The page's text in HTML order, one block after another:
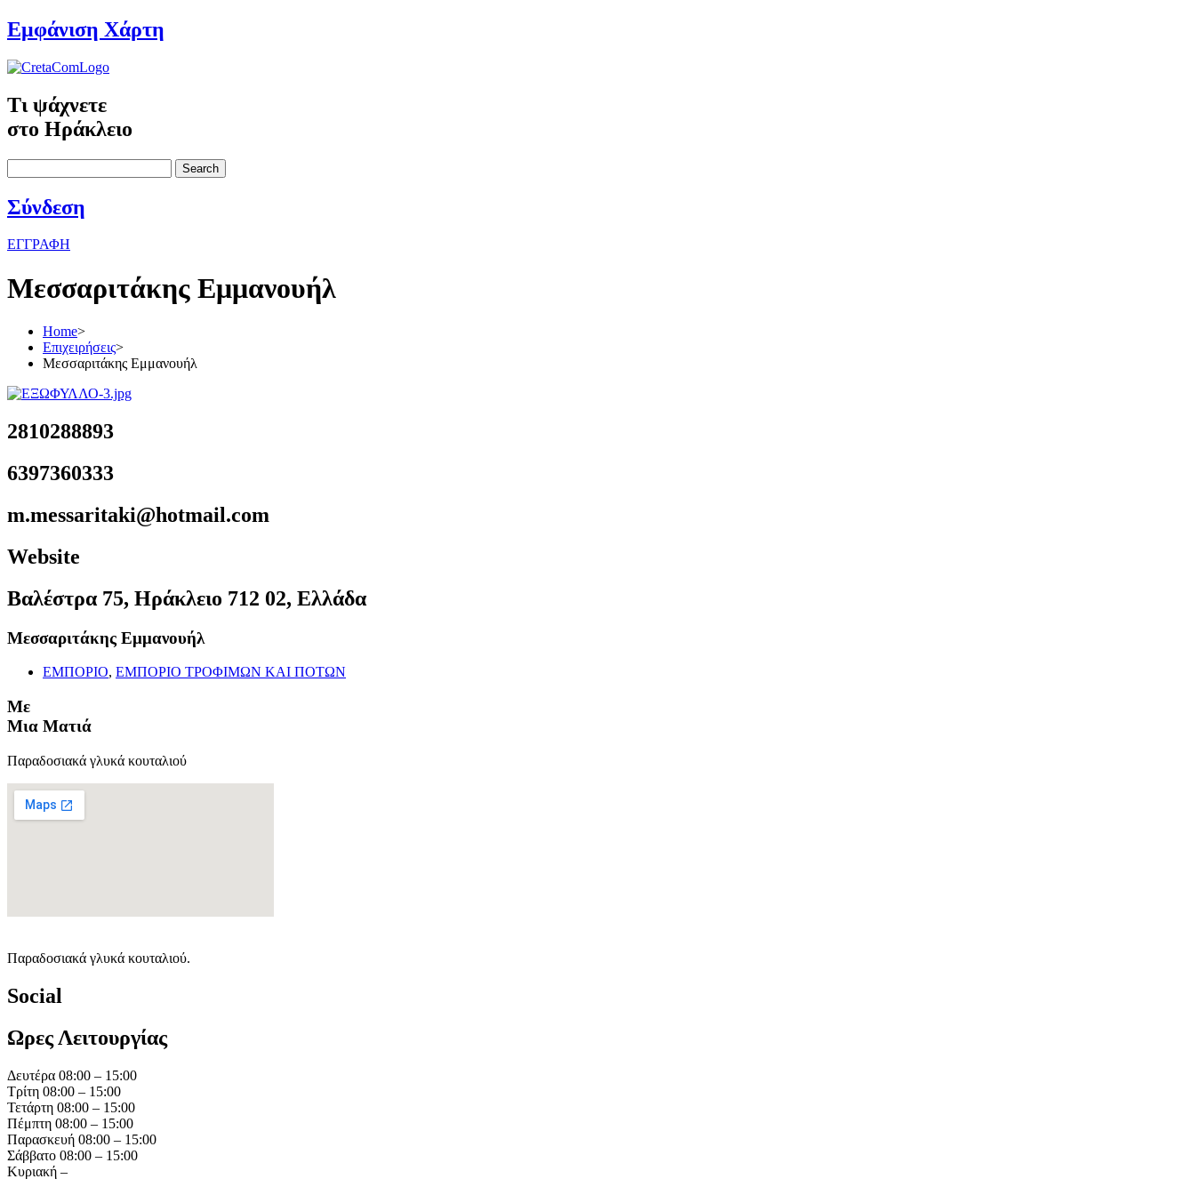
Εμφάνιση Χάρτη
Τι ψάχνετε
στο Ηράκλειο
Search
Σύνδεση
ΕΓΓΡΑΦΗ
Μεσσαριτάκης Εμμανουήλ
Home>
Επιχειρήσεις>
Μεσσαριτάκης Εμμανουήλ
2810288893
6397360333
m.messaritaki@hotmail.com
Website
Βαλέστρα 75, Ηράκλειο 712 02, Ελλάδα
Μεσσαριτάκης Εμμανουήλ
ΕΜΠΟΡΙΟ, ΕΜΠΟΡΙΟ ΤΡΟΦΙΜΩΝ ΚΑΙ ΠΟΤΩΝ
Με
Μια Ματιά
Παραδοσιακά γλυκά κουταλιού
Παραδοσιακά γλυκά κουταλιού.
Social
Ωρες Λειτουργίας
Δευτέρα 08:00 – 15:00
Τρίτη 08:00 – 15:00
Τετάρτη 08:00 – 15:00
Πέμπτη 08:00 – 15:00
Παρασκευή 08:00 – 15:00
Σάββατο 08:00 – 15:00
Κυριακή –